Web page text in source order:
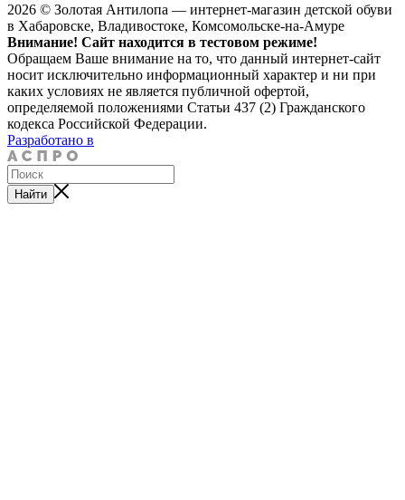
2026 © Золотая Антилопа — интернет-магазин детской обуви
в Хабаровске, Владивостоке, Комсомольске-на-Амуре
Внимание! Сайт находится в тестовом режиме!
Обращаем Ваше внимание на то, что данный интернет-сайт
носит исключительно информационный характер и ни при
каких условиях не является публичной офертой,
определяемой положениями Статьи 437 (2) Гражданского
кодекса Российской Федерации.
Разработано в
Найти